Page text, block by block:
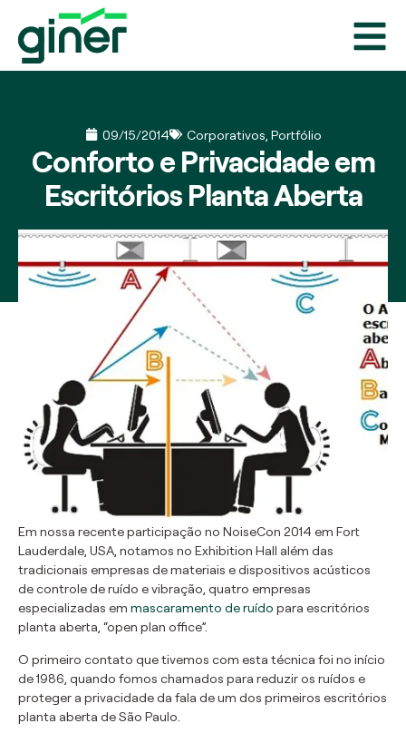
09/15/2014 Corporativos Portfólio
Conforto e Privacidade em
Escritórios Planta Aberta
Em nossa recente participação no NoiseCon 2014 em Fort
Lauderdale, USA, notamos no Exhibition Hall além das
tradicionais empresas de materiais e dispositivos acústicos
de controle de ruído e vibração, quatro empresas
especializadas em mascaramento de ruído para escritórios
planta aberta, “open plan office”.
O primeiro contato que tivemos com esta técnica foi no início
de 1986, quando fomos chamados para reduziros ruídos e
proteger a privacidadeda fala de um dos primeiros escritórios
planta aberta de São Paulo